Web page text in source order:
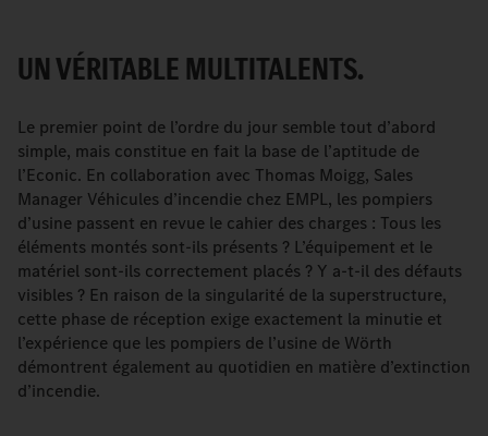
UN VÉRITABLE MULTITALENTS.
Le premier point de l’ordre du jour semble tout d’abord
simple, mais constitue en fait la base de l’aptitude de
l’Econic. En collaboration avec Thomas Moigg, Sales
Manager Véhicules d’incendie chez EMPL, les pompiers
d’usine passent en revue le cahier des charges : Tous les
éléments montés sont-ils présents ? L’équipement et le
matériel sont-ils correctement placés ? Y a-t-il des défauts
visibles ? En raison de la singularité de la superstructure,
cette phase de réception exige exactement la minutie et
l’expérience que les pompiers de l’usine de Wörth
démontrent également au quotidien en matière d’extinction
d’incendie.